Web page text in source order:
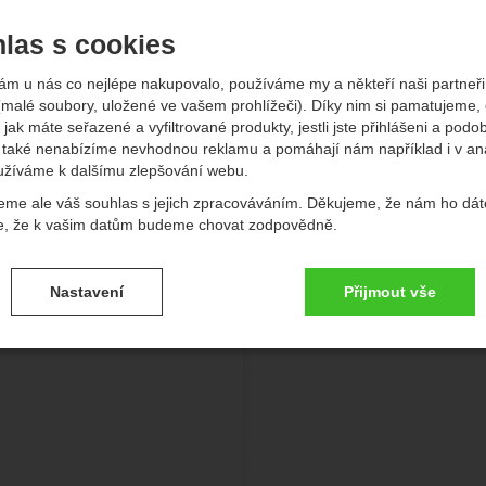
s cookies
u nás co nejlépe nakupovalo, používáme my a někteří naši partneři
soubory, uložené ve vašem prohlížeči). Díky nim si pamatujeme,
máte seřazené a vyfiltrované produkty, jestli jste přihlášeni a
nenabízíme nevhodnou reklamu a pomáhají nám například i v
k dalšímu zlepšování webu.
ale váš souhlas s jejich zpracováváním. Děkujeme, že nám ho
že k vašim datům budeme chovat zodpovědně.
souhlasů s kategoriemi cookies
- bez těchto cookies náš web nebude fungovat.
Nastavení Přijmout vše
- Kč
Nejlevnější Nejdražší Od nejprodávanějších
The Tech Machine Grivel Alpha K1N screw